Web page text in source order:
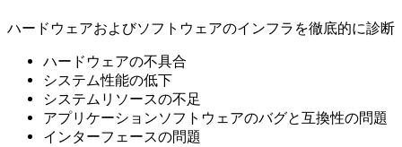
ハードウェアおよびソフトウェアのインフラを徹底的に診
ハードウェアの不具合
システム性能の低下
システムリソースの不足
アプリケーションソフトウェアのバグと互換性の問題
インターフェースの問題